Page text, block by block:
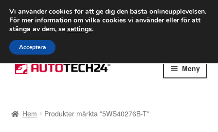
FRAKT från 75 kr
Världsomspännande frakt
Ring 766 924 713
Hoppa
till
Hoppa
till
Meny
Betalningar
Hem Produkter märkta ”5WS40276B-T”
Vi använder cookies för att ge dig den bästa onlineupplevelsen.
För mer information om vilka cookies vi använder eller för att
stänga av dem, se settings.
Acceptera